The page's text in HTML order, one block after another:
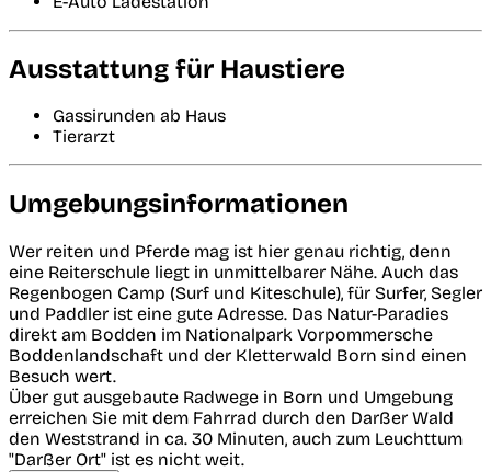
Ausstattung für Haustiere
Gassirunden ab Haus
Tierarzt
Umgebungsinformationen
Wer reiten und Pferde mag ist hier genau richtig, denn
eine Reiterschule liegt in unmittelbarer Nähe. Auch das
Regenbogen Camp (Surf und Kiteschule), für Surfer, Segler
und Paddler ist eine gute Adresse. Das Natur-Paradies
direkt am Bodden im Nationalpark Vorpommersche
Boddenlandschaft und der Kletterwald Born sind einen
Besuch wert.
Über gut ausgebaute Radwege in Born und Umgebung
erreichen Sie mit dem Fahrrad durch den Darßer Wald
den Weststrand in ca. 30 Minuten, auch zum Leuchttum
"Darßer Ort" ist es nicht weit.